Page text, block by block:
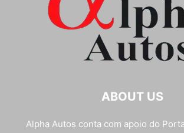
ABOUT US
Alpha Autos conta com apoio do